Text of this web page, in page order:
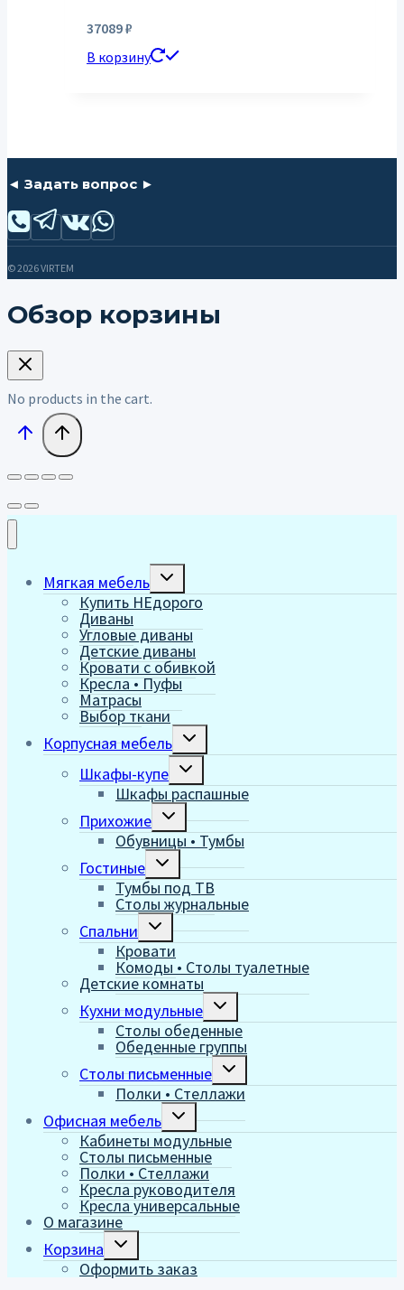
37089₽
В корзину
◄ Задать вопрос ►
© 2026 VIRTEM
Обзор корзины
No products in the cart.
Мягкая мебель
Переключить
меню
Купить НЕдорого
Диваны
Угловые диваны
Детские диваны
Кровати с обивкой
Кресла • Пуфы
Матрасы
Выбор ткани
Корпусная мебель
Переключить
меню
Шкафы-купе
Переключить
меню
Шкафы распашные
Прихожие
Переключить
дочернее
меню
Обувницы • Тумбы
Гостиные
Переключить
дочернее
меню
Тумбы под ТВ
Столы журнальные
Спальни
Переключить
дочернее
меню
Кровати
Комоды • Столы туалетные
Детские комнаты
Кухни модульные
Переключить
меню
Столы обеденные
Обеденные группы
Столы письменные
Переключить
меню
Полки • Стеллажи
Офисная мебель
Переключить
дочернее
меню
Кабинеты модульные
Столы письменные
Полки • Стеллажи
Кресла руководителя
Кресла универсальные
О магазине
Корзина
Переключить
меню
Оформить заказ